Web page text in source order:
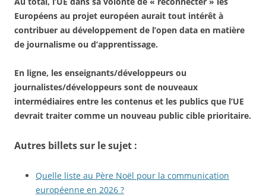
Européens au projet européen aurait tout intérêt à
contribuer au développement de l’open data en matière
de journalisme ou d’apprentissage.
En ligne, les enseignants/développeurs ou
journalistes/développeurs sont de nouveaux
intermédiaires entre les contenus et les publics que l’UE
devrait traiter comme un nouveau public cible prioritaire.
Autres billets sur le sujet :
Quelle liste au Père Noël pour la communication
européenne en 2026 ?